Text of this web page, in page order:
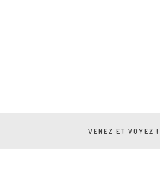
VENEZ ET VOYEZ !